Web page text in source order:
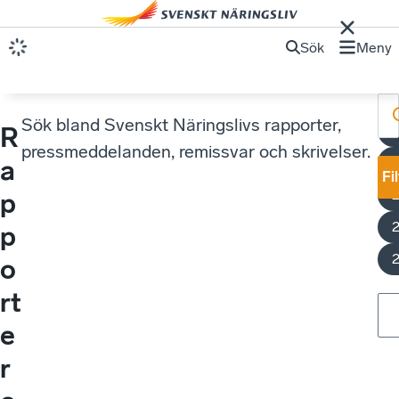
Sök Meny
R
a
p
p
o
rt
e
r
Sök bland Svenskt Näringslivs rapporter,
pressmeddelanden, remissvar och skrivelser.